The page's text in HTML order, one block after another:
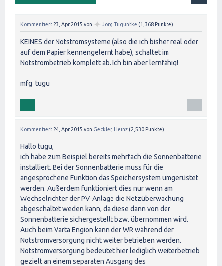
Kommentiert 23, Apr 2015 von ✦ Jörg Tuguntke (1,368 Punkte)
KEINES der Notstromsysteme (also die ich bisher real oder
auf dem Papier kennengelernt habe), schaltet im
Notstrombetrieb komplett ab. Ich bin aber lernfähig!
mfg tugu
Kommentiert 24, Apr 2015 von Geckler, Heinz (2,530 Punkte)
Hallo tugu,
ich habe zum Beispiel bereits mehrfach die Sonnenbatterie
installiert. Bei der Sonnenbatterie muss für die
angesprochene Funktion das Speichersystem umgerüstet
werden. Außerdem funktioniert dies nur wenn am
Wechselrichter der PV-Anlage die Netzüberwachung
abgeschaltet weden kann, da diese dann von der
Sonnenbatterie sichergestellt bzw. übernommen wird.
Auch beim Varta Engion kann der WR während der
Notstromversorgung nicht weiter betrieben werden.
Notstromversorgung bedeutet hier lediglich weiterbetrieb
gezielt an einem separaten Ausgang des